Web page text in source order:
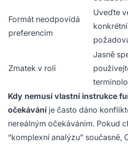
Formát neodpovídá
preferencím
Uveďte
Zmatek v roli
Jasně
Kdy nemusí vlastní instrukce
očekáváníje často dáno
nereálným očekáváním. Pokud
“komplexní analýzu” současně,